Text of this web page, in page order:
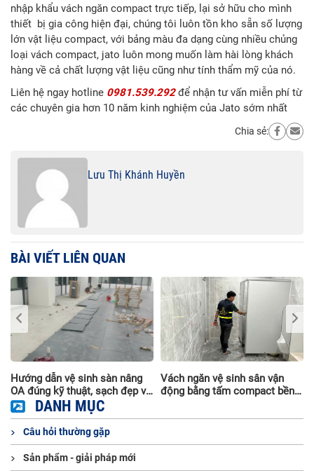
nhập khẩu vách ngăn compact trực tiếp, lại sở hữu cho mình
thiết bị gia công hiện đại, chúng tôi luôn tồn kho sẵn số lượng
lớn vật liệu compact, với bảng màu đa dạng cùng nhiều chủng
loại vách compact, jato luôn mong muốn làm hài lòng khách
hàng về cả chất lượng vật liệu cũng như tính thẩm mỹ của nó.
Liên hệ ngay hotline 0981.539.292để nhận tư vấn miễn phí từ
các chuyên gia hơn 10 năm kinh nghiệm của Jato sớm nhất
Chia sẻ:
Lưu Thị Khánh Huyền
BÀI VIẾT LIÊN QUAN
Hướng dẫn vệ sinh sàn nâng
OA đúng kỹ thuật, sạch đẹp và
bền lâu
Vách ngăn vệ sinh sân vận
động bằng tấm compact bền
DANH MỤC
Câu hỏi thường gặp
Sản phẩm - giải pháp mới